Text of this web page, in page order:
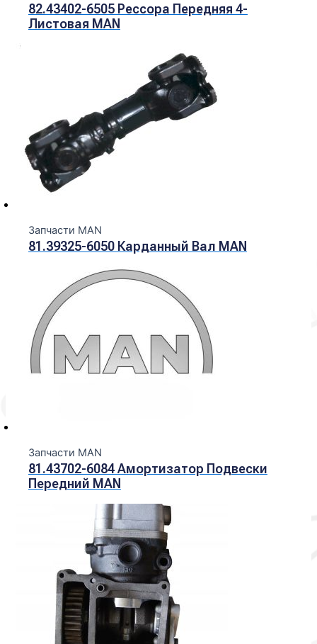
82.43402-6505 Рессора Передняя 4-
Листовая MAN
Запчасти MAN
81.39325-6050 Карданный Вал MAN
Запчасти MAN
81.43702-6084 Амортизатор Подвески
Передний MAN